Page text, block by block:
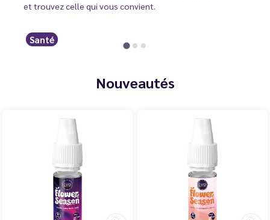
et trouvez celle qui vous convient.
Santé
Nouveautés